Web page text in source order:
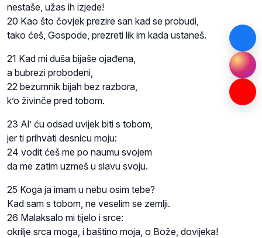
nestaše, užas ih izjede!
20 Kao što čovjek prezire san kad se probudi,
tako ćeš, Gospode, prezreti lik im kada ustaneš.
21 Kad mi duša bijaše ojađena,
a bubrezi probodeni,
22 bezumnik bijah bez razbora,
k’o živinče pred tobom.
23 Al’ ću odsad uvijek biti s tobom,
jer ti prihvati desnicu moju:
24 vodit ćeš me po naumu svojem
da me zatim uzmeš u slavu svoju.
25 Koga ja imam u nebu osim tebe?
Kad sam s tobom, ne veselim se zemlji.
26 Malaksalo mi tijelo i srce:
okrilje srca moga, i baštino moja, o Bože, dovijeka!